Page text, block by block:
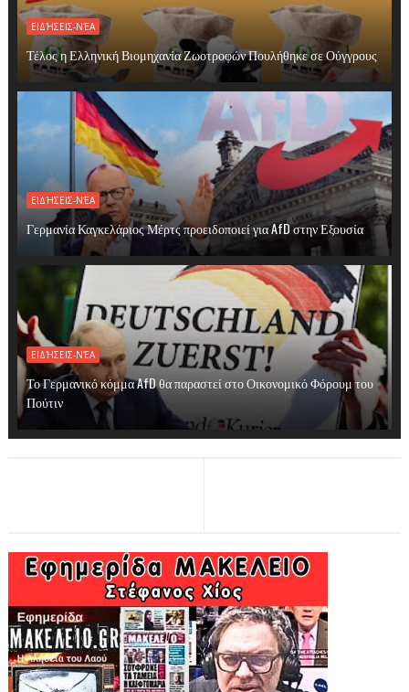
ΕΙΔΉΣΕΙΣ-ΝΈΑ
Τέλος η Ελληνική Βιομηχανία Ζωοτροφών Πουλήθηκε σε Ούγγρους
ΕΙΔΉΣΕΙΣ-ΝΈΑ
Γερμανία Καγκελάριος Μέρτς προειδοποιεί για AfD στην Εξουσία
ΕΙΔΉΣΕΙΣ-ΝΈΑ
Το Γερμανικό κόμμα AfD θα παραστεί στο Οικονομικό Φόρουμ του
Πούτιν